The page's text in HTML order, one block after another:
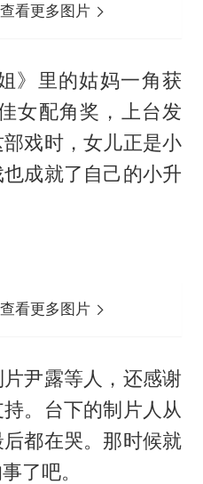
看更多图片
》里的姑妈一角获
女配角奖，上台发
戏时，女儿正是小
成就了自己的小升
看更多图片
尹露等人，还感谢
持。台下的制片人从
都在哭。那时候就
了吧。